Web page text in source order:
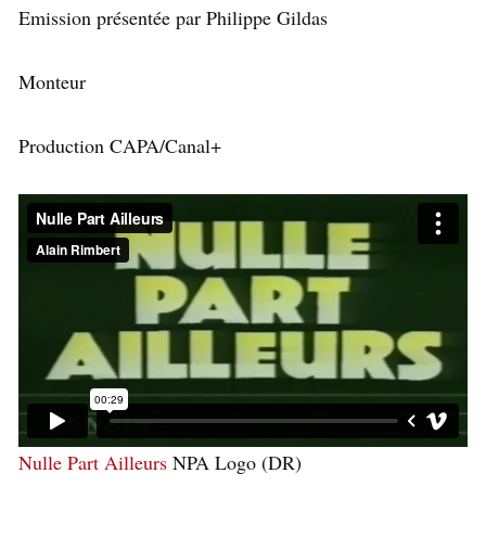
Emission présentée par Philippe Gildas
Monteur
Production CAPA/Canal+
Nulle Part Ailleurs NPA Logo (DR)